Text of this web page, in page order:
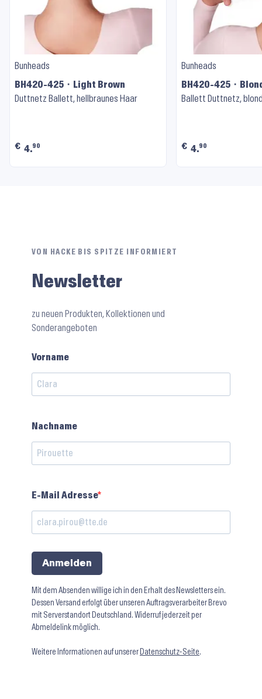
Bunheads
BH420-425 ⬝ Light Brown
Duttnetz Ballett, hellbraunes Haar
€ 4.90
Bunheads
BH420-425 ⬝
Ballett Duttnetz,
€ 4.90
VON HACKE BIS SPITZE INFORMIERT
Newsletter
zu neuen Produkten, Kollektionen und
Sonderangeboten
Vorname
Nachname
E-Mail Adresse
Anmelden
Mit dem Absenden willige ich in den Erhalt des Newsletters ein.
Dessen Versand erfolgt über unseren Auftragsverarbeiter Brevo
mit Serverstandort Deutschland. Widerruf jederzeit per
Abmeldelink möglich.
Weitere Informationen auf unserer Datenschutz-Seite.